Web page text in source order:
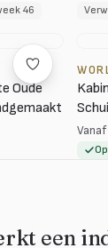
46
Oude
Vanaf
een